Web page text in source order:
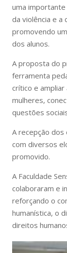
uma
da violência e a
promovendo
dos alunos.
A proposta do
ferramenta
crítico e
mulheres,
questões
A recepção
com diversos
promovido.
A Faculdade
colaboraram e
reforçando o
humanística, o
direitos